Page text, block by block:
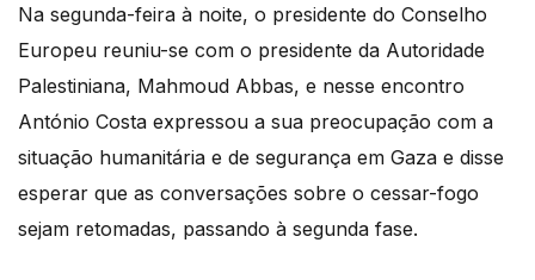
Na segunda-feira à noite, o presidente do Conselho
Europeu reuniu-se com o presidente da Autoridade
Palestiniana, Mahmoud Abbas, e nesse encontro
António Costa expressou a sua preocupação com a
situação humanitária e de segurança em Gaza e disse
esperar que as conversações sobre o cessar-fogo
sejam retomadas, passando à segunda fase.